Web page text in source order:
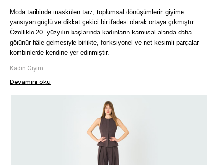
Moda tarihinde maskülen tarz, toplumsal dönüşümlerin giyime
yansıyan güçlü ve dikkat çekici bir ifadesi olarak ortaya çıkmıştır.
Özellikle 20. yüzyılın başlarında kadınların kamusal alanda daha
görünür hâle gelmesiyle birlikte, fonksiyonel ve net kesimli parçalar
kombinlerde kendine yer edinmiştir.
Kadın Giyim
Devamını oku